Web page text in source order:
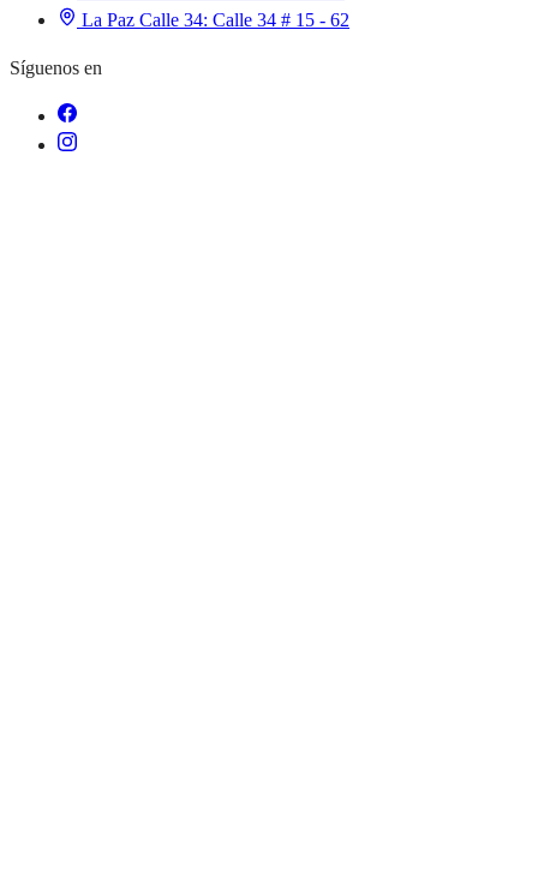
La Paz Calle 34: Calle 34 # 15 - 62
Síguenos en